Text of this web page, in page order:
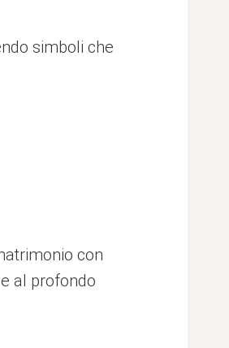
simboli che
con
al profondo